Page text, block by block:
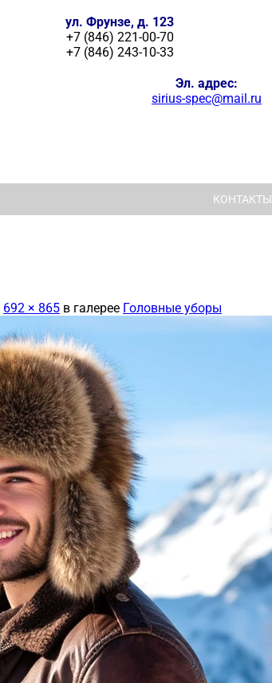
ул. Фрунзе, д. 123
+7 (846) 221-00-70
+7 (846) 243-10-33
Эл. адрес:
sirius-spec@mail.ru
КОНТАКТЫ
692 × 865 в галерее Головные уборы